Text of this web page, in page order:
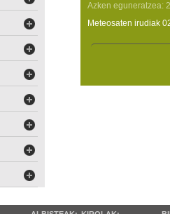
Azken eguneratzea:
Meteosaten irudiak